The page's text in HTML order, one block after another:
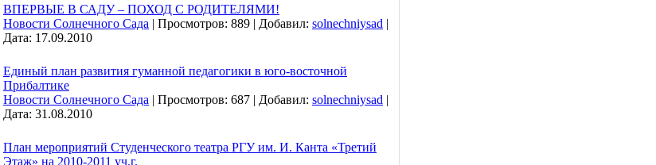
ВПЕРВЫЕ В САДУ – ПОХОД С РОДИТЕЛЯМИ!
Новости Солнечного Сада | Просмотров: 889 | Добавил: solnechniysad |
Дата: 17.09.2010
Единый план развития гуманной педагогики в юго-восточной
Прибалтике
Новости Солнечного Сада | Просмотров: 687 | Добавил: solnechniysad |
Дата: 31.08.2010
План мероприятий Студенческого театра РГУ им. И. Канта «Третий
Этаж» на 2010-2011 уч.г.